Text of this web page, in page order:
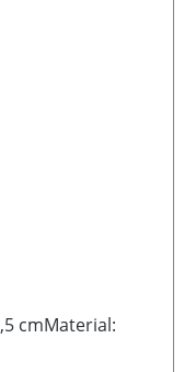
cmMaterial: